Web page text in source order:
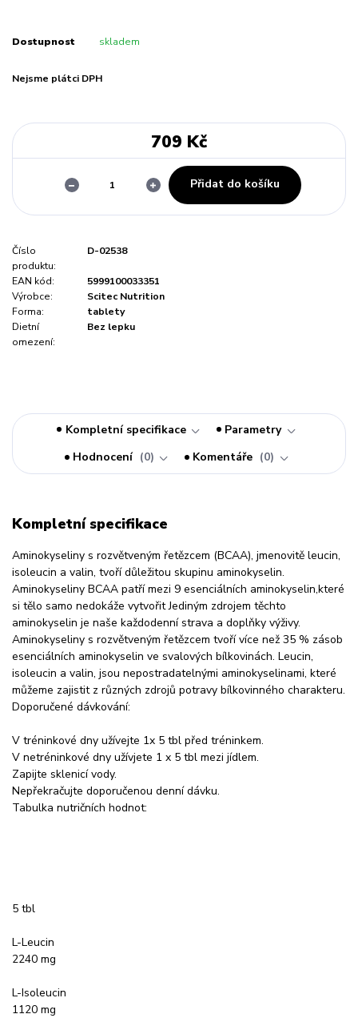
Dostupnost skladem
Nejsme plátci DPH
709 Kč
Přidat do košíku
Číslo
produktu:
D-02538
EAN kód:
5999100033351
Výrobce:
Scitec Nutrition
Forma:
tablety
Dietní
omezení:
Bez lepku
Kompletní specifikace
Parametry
Hodnocení
0 Komentáře 0
Kompletní specifikace
Aminokyseliny s rozvětveným řetězcem (BCAA), jmenovitě leucin,
isoleucin a valin, tvoří důležitou skupinu aminokyselin.
Aminokyseliny BCAA patří mezi 9 esenciálních aminokyselin,které
si tělo samo nedokáže vytvořit Jediným zdrojem těchto
aminokyselin je naše každodenní strava a doplňky výživy.
Aminokyseliny s rozvětveným řetězcem tvoří více než 35 % zásob
esenciálních aminokyselin ve svalových bílkovinách. Leucin,
isoleucin a valin, jsou nepostradatelnými aminokyselinami, které
můžeme zajistit z různých zdrojů potravy bílkovinného charakteru.
Doporučené dávkování:
V tréninkové dny užívejte 1x 5 tbl před tréninkem.
V netréninkové dny užívjete 1 x 5 tbl mezi jídlem.
Zapijte sklenicí vody.
Nepřekračujte doporučenou denní dávku.
Tabulka nutričních hodnot:
5 tbl
L-Leucin
2240 mg
L-Isoleucin
1120 mg